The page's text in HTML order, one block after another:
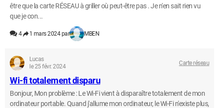
être que la carte RÉSEAU à griller où peut-être pas . Je n'en sait rien vu
que je con...
4 1 mars 2024 par MBEN
Lucas
le 25 févr. 2024
Carte réseau
Wi-fi totalement disparu
Bonjour, Mon problème : Le Wi-Fi vient à disparaître totalement de mon
ordinateur portable. Quand j'allume mon ordinateur, le Wi-Fi n'existe plus,